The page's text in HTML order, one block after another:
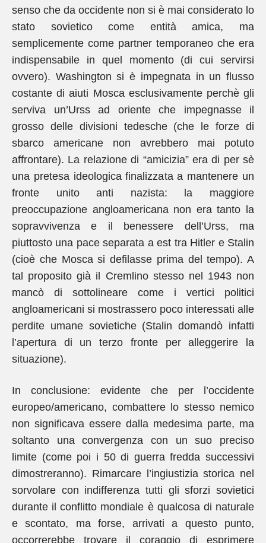
senso che da occidente non si è mai considerato lo
stato sovietico come entità amica, ma
semplicemente come partner temporaneo che era
indispensabile in quel momento (di cui servirsi
ovvero). Washington si è impegnata in un flusso
costante di aiuti Mosca esclusivamente perchè gli
serviva un’Urss ad oriente che impegnasse il
grosso delle divisioni tedesche (che le forze di
sbarco americane non avrebbero mai potuto
affrontare). La relazione di “amicizia” era di per sè
una pretesa ideologica finalizzata a mantenere un
fronte unito anti nazista: la maggiore
preoccupazione angloamericana non era tanto la
sopravvivenza e il benessere dell’Urss, ma
piuttosto una pace separata a est tra Hitler e Stalin
(cioè che Mosca si defilasse prima del tempo). A
tal proposito già il Cremlino stesso nel 1943 non
mancò di sottolineare come i vertici politici
angloamericani si mostrassero poco interessati alle
perdite umane sovietiche (Stalin domandò infatti
l’apertura di un terzo fronte per alleggerire la
situazione).
In conclusione: evidente che per l’occidente
europeo/americano, combattere lo stesso nemico
non significava essere dalla medesima parte, ma
soltanto una convergenza con un suo preciso
limite (come poi i 50 di guerra fredda successivi
dimostreranno). Rimarcare l’ingiustizia storica nel
sorvolare con indifferenza tutti gli sforzi sovietici
durante il conflitto mondiale è qualcosa di naturale
e scontato, ma forse, arrivati a questo punto,
occorrerebbe trovare il coraggio di esprimere